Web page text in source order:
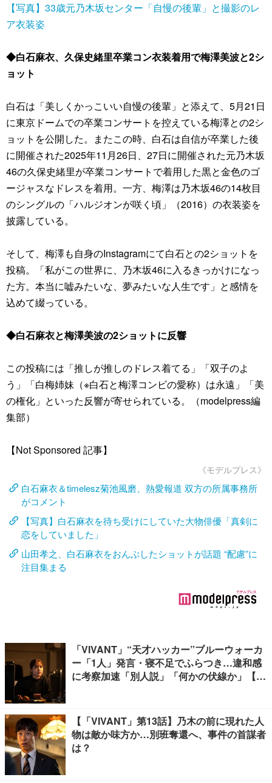
【写真】33歳元乃木坂センター「自慢の後輩」と撮影のレ
ア衣装姿
◆白石麻衣、久保史緒里卒業コン衣装着用で梅澤美波と2シ
ョット
白石は「美しくかっこいい自慢の後輩」と添えて、5月21日
に東京ドームでの卒業コンサートを控えている梅澤との2シ
ョットを公開した。またこの時、白石は自信が卒業した後
に開催された2025年11月26日、27日に開催された元乃木坂
46の久保史緒里が卒業コンサートで着用した黒と金色のゴ
ージャスなドレスを着用。一方、梅澤は乃木坂46の14枚目
のシングルの「ハルジオンが咲く頃」（2016）の衣装姿を
披露している。
そして、梅澤も自身のInstagramにて白石との2ショットを
投稿。「私がこの世界に、乃木坂46に入るきっかけになっ
た方。本当に嘘みたいな、夢みたいな人生です」と感情を
込めて綴っている。
◆白石麻衣と梅澤美波の2ショットに反響
この投稿には「推しが推しのドレス着てる」「双子のよ
う」「白梅姉妹（※白石と梅澤コンビの愛称）は永遠」「美
の権化」といった反響が寄せられている。（modelpress編
集部）
【Not Sponsored 記事】
《モデルプレス》
白石麻衣＆timelesz菊池風磨、熱愛報道 双方の所属事務所
がコメント
【写真】白石麻衣を待ち受けにしていた大物俳優「真剣に
恋をしていました」
山田孝之、白石麻衣をおんぶしたショットが話題 “配慮”に
注目集まる
「VIVANT」“天才ハッカー”ブルーウォーカ
ー「1人」発言・寝不足でふらつき…違和感
に考察加速「別人説」「何かの伏線か」【ネ
【「VIVANT」第13話】乃木の前に現れた人
物は敵か味方か…別班奪還へ、事件の首謀者
は？